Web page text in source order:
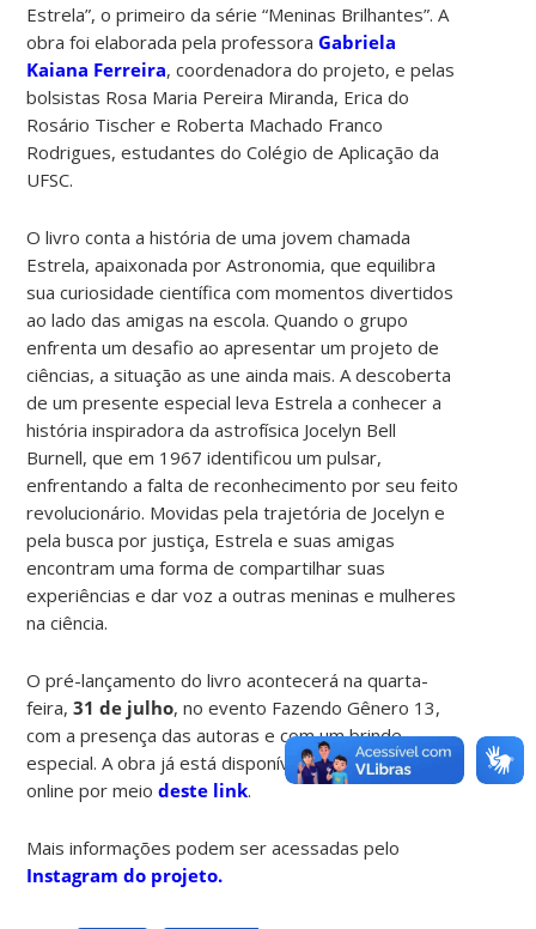
Estrela”, o primeiro da série “Meninas Brilhantes”. A
obra foi elaborada pela professoraGabriela
Kaiana Ferreira, coordenadora do projeto, e pelas
bolsistas Rosa Maria Pereira Miranda, Erica do
Rosário Tischer e Roberta Machado Franco
Rodrigues, estudantes do Colégio de Aplicação da
UFSC.
O livro conta a história de uma jovem chamada
Estrela, apaixonada por Astronomia, que equilibra
sua curiosidade científica com momentos divertidos
ao lado das amigas na escola. Quando o grupo
enfrenta um desafio ao apresentar um projeto de
ciências, a situação as une ainda mais. A descoberta
de um presente especial leva Estrela a conhecer a
história inspiradora da astrofísica Jocelyn Bell
Burnell, que em 1967 identificou um pulsar,
enfrentando a falta de reconhecimento por seu feito
revolucionário. Movidas pela trajetória de Jocelyn e
pela busca por justiça, Estrela e suas amigas
encontram uma forma de compartilhar suas
experiências e dar voz a outras meninas e mulheres
na ciência.
O pré-lançamento do livro acontecerá na quarta-
feira, 31 de julho, no evento Fazendo Gênero 13,
com a presença das autoras e com um brinde
especial. A obra já está disponível para aquisição
online por meiodeste link.
Mais informações podem ser acessadas pelo
Instagram do projeto.